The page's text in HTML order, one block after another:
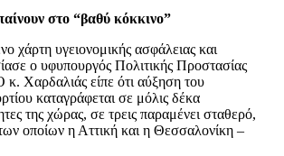
στο “βαθύ κόκκινο”
χάρτη υγειονομικής ασφάλειας και
ο υφυπουργός Πολιτικής Προστασίας
Χαρδαλιάς είπε ότι αύξηση του
καταγράφεται σε μόλις δέκα
της χώρας, σε τρεις παραμένει σταθερό,
οποίων η Αττική και η Θεσσαλονίκη –